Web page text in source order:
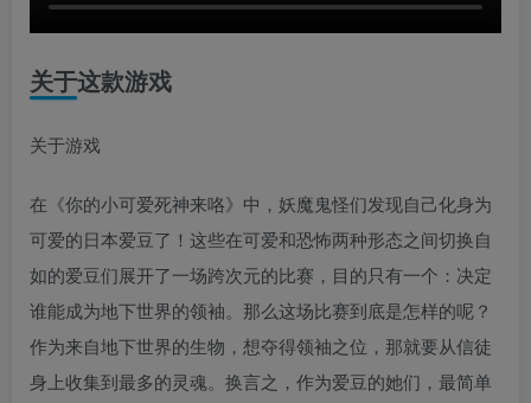
关于这款游戏
关于游戏
在《你的小可爱死神来咯》中，妖魔鬼怪们发现自己化身为
可爱的日本爱豆了！这些在可爱和恐怖两种形态之间切换自
如的爱豆们展开了一场跨次元的比赛，目的只有一个：决定
谁能成为地下世界的领袖。那么这场比赛到底是怎样的呢？
作为来自地下世界的生物，想夺得领袖之位，那就要从信徒
身上收集到最多的灵魂。换言之，作为爱豆的她们，最简单